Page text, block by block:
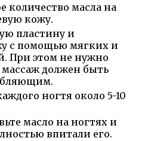
количество масла на
кожу.
пластину и
с помощью мягких и
При этом не нужно
должен быть
ногтя около 5-10
масло на ногтях и
впитали его.